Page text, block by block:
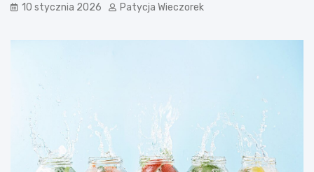
10 stycznia 2026 Patycja Wieczorek